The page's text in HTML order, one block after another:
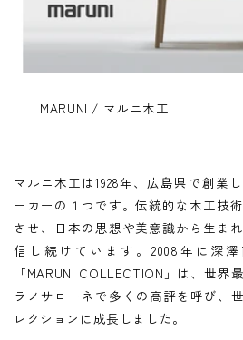
MARUNI / マルニ木工
マルニ木工は1928年、広島県で創業
ーカーの１つです。伝統的な木工技
させ、日本の思想や美意識から生ま
信し続けています。2008年に深
「MARUNI COLLECTION」は、世界
ラノサローネで多くの高評を呼び、
レクションに成長しました。